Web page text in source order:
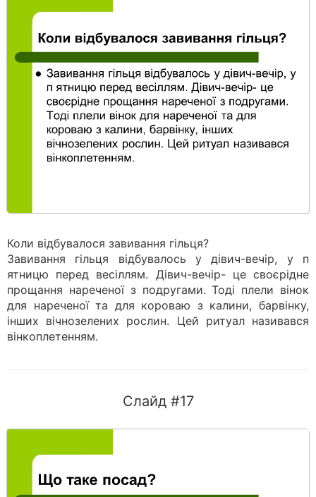
Коли відбувалося завивання гільця?
Завивання гільця відбувалось у дівич-вечір, у п
ятницю перед весіллям. Дівич-вечір- це своєрідне
прощання нареченої з подругами. Тоді плели вінок
для нареченої та для короваю з калини, барвінку,
інших вічнозелених рослин. Цей ритуал називався
вінкоплетенням.
Слайд #17